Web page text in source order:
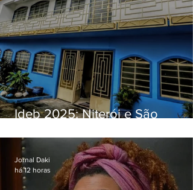
Ideb 2025: Niterói e São
distintos no ensino médio; veja
Jornal Daki
há 12 horas